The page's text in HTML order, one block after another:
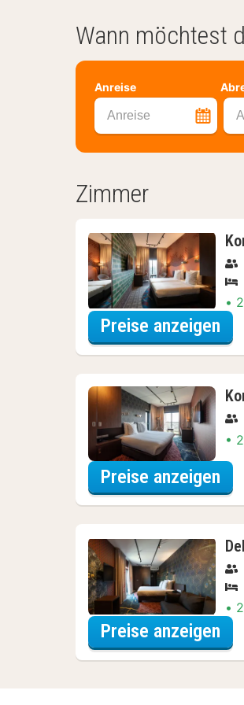
Wann möchtest
Anreise
Anreise
Zimmer
Preise anzeigen
Preise anzeigen
Preise anzeigen